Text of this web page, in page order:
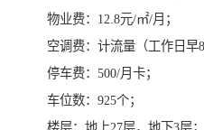
物业费：12.8元/㎡/月；
空调费：计流量（工作日早
停车费：500/月卡；
车位数：925个；
楼层：地上27层，地下3层；